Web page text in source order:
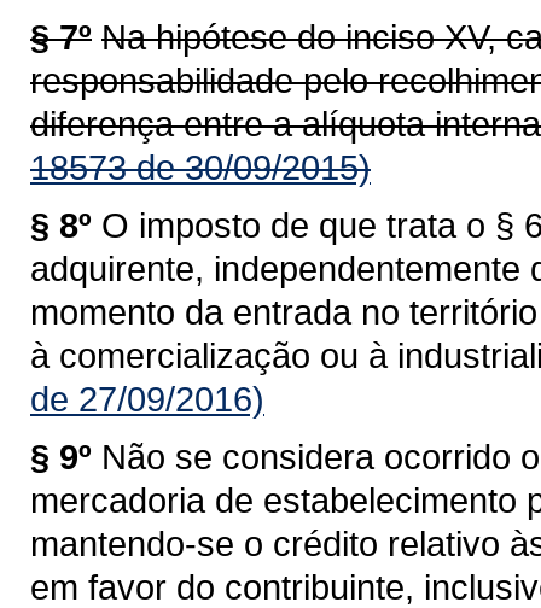
§ 7º Na hipótese do inciso XV,
responsabilidade pelo
diferença entre a alíquota
18573 de 30/09/2015)
§ 8º O imposto de que trata o §
adquirente, independentemente
momento da entrada no
à comercialização ou à
de 27/09/2016)
§ 9º Não se considera ocorrido
mercadoria de estabelecimento
mantendo-se o crédito relativo
em favor do contribuinte,